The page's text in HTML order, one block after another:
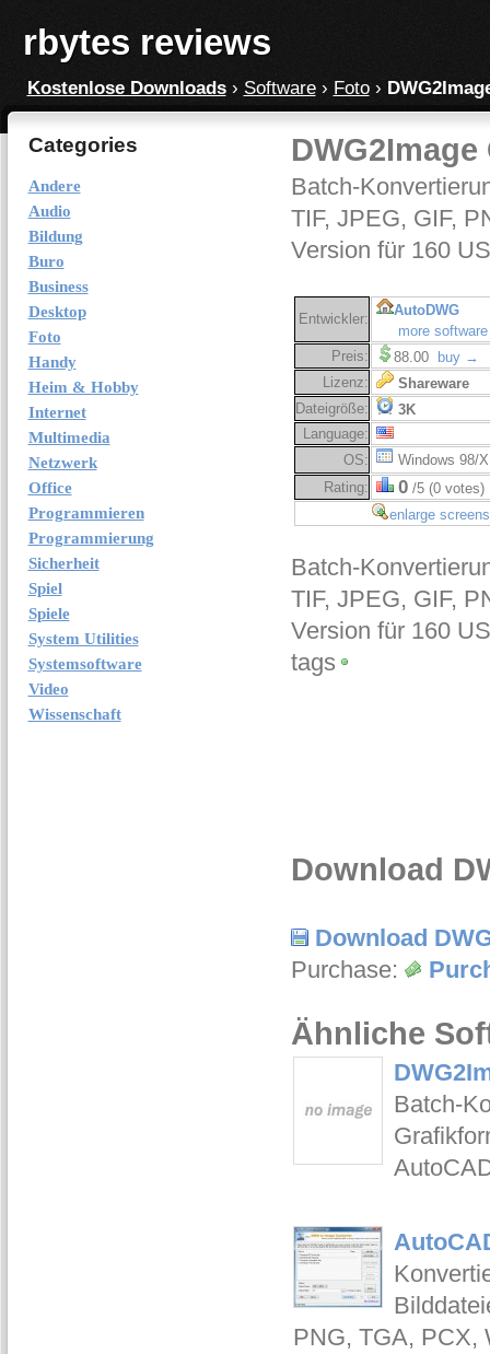
rbytes reviews
Kostenlose Downloads› Software› Foto›
Categories
Andere
Audio
Bildung
Buro
Business
Desktop
Foto
Handy
Heim & Hobby
Internet
Multimedia
Netzwerk
Office
Programmieren
Programmierung
Sicherheit
Spiel
Spiele
System Utilities
Systemsoftware
Video
Wissenschaft
Batch-
TIF, JPEG, GIF,
Version für 160
Entwickler:
AutoDWG
more
Preis:
88.00
buy →
Lizenz:
Shareware
Dateigröße:
3K
Language:
OS:
Windows 98/
Rating:
0/5 (0 votes)
enlarge
Batch-
TIF, JPEG, GIF,
Version für 160
tags
Download
Download
Purchase:
Ähnliche
Batch-
PNG, TGA, PCX,